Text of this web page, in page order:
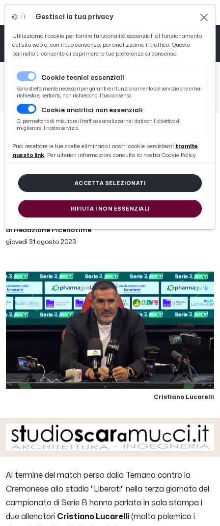
/ Picenotime
/ Serie B
Ternana-Cremonese 0-1, voci Lucarelli (“Ho chiesto a Dionisi di essere leader. Troppi chiacchiericci”) e Ballardini
Ternana-Cremonese 0-1, voci
Lucarelli (“Ho chiesto a Dionisi di
essere leader. Troppi
chiacchiericci”) e Ballardini
di Redazione Picenotime
giovedì 31 agosto 2023
Cristiano Lucarelli
Al termine del match perso dalla Ternana contro la
Cremonese allo stadio "Liberati" nella terza giornata del
campionato di Serie B hanno parlato in sala stampa i
due allenatori Cristiano Lucarelli (molto polemico i
Gestisci la tua privacy
Utilizziamo i cookie per fornire funzionalità essenziali al funzionamento
del sito web e, con il tuo consenso, per analizzarne il traffico. Questo
pannello ti consente di esprimere le tue preferenze di consenso.
Cookie tecnici essenziali
Sono strettamente necessari per garantire il funzionamento del servizio che ci hai
richiesto e, pertanto, non richiedono il tuo consenso.
Cookie analitici non essenziali
Ci permettono di misurare il traffico e analizzarne i dati con l'obiettivo di
migliorare il nostro servizio.
Puoi resettare le tue scelte eliminado i nostri cookie persistenti tramite
questo link. Per ulteriori informazioni consulta la nostra Cookie Policy.
ACCETTA SELEZIONATI
RIFIUTA I NON ESSENZIALI
Tutto News
Tutto Sport
Basket
Ciclismo
Tutto Curiosità